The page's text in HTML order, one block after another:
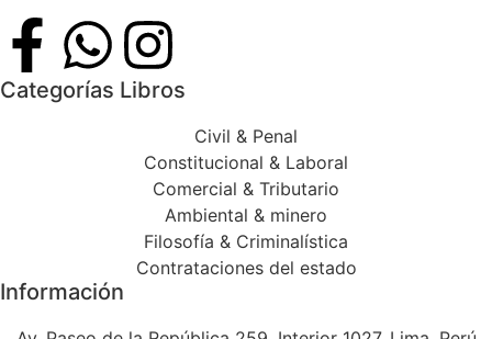
Categorías Libros
Civil & Penal
Constitucional & Laboral
Comercial & Tributario
Ambiental & minero
Filosofía & Criminalística
Contrataciones del estado
Información